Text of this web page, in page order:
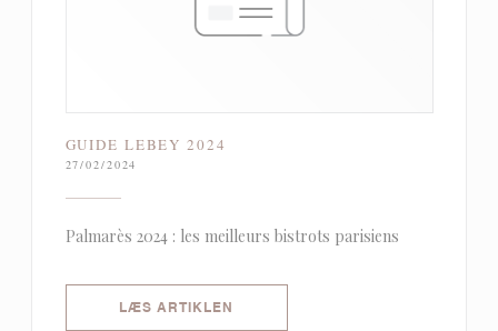
GUIDE LEBEY 2024
27/02/2024
Palmarès 2024 : les meilleurs bistrots parisiens
LÆS ARTIKLEN